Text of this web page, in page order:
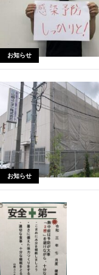
お知らせ
お知らせ